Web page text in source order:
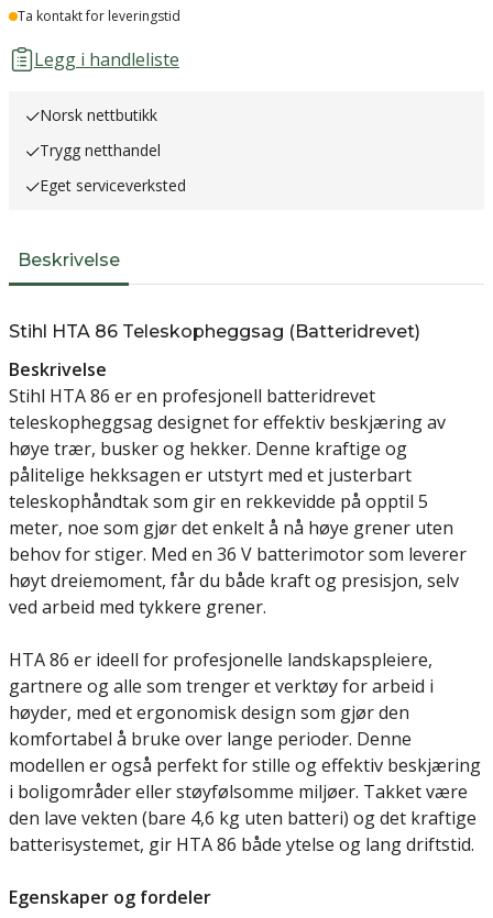
Lager
Ta kontakt for leveringstid
Legg i handleliste
Norsk nettbutikk
Trygg netthandel
Eget serviceverksted
Beskrivelse
Stihl HTA 86 Teleskopheggsag (Batteridrevet)
Beskrivelse
Stihl HTA 86 er en profesjonell batteridrevet
teleskopheggsag designet for effektiv beskjæring av
høye trær, busker og hekker. Denne kraftige og
pålitelige hekksagen er utstyrt med et justerbart
teleskophåndtak som gir en rekkevidde på opptil 5
meter, noe som gjør det enkelt å nå høye grener uten
behov for stiger. Med en 36 V batterimotor som leverer
høyt dreiemoment, får du både kraft og presisjon, selv
ved arbeid med tykkere grener.
HTA 86 er ideell for profesjonelle landskapspleiere,
gartnere og alle som trenger et verktøy for arbeid i
høyder, med et ergonomisk design som gjør den
komfortabel å bruke over lange perioder. Denne
modellen er også perfekt for stille og effektiv beskjæring
i boligområder eller støyfølsomme miljøer. Takket være
den lave vekten (bare 4,6 kg uten batteri) og det kraftige
batterisystemet, gir HTA 86 både ytelse og lang driftstid.
Egenskaper og fordeler